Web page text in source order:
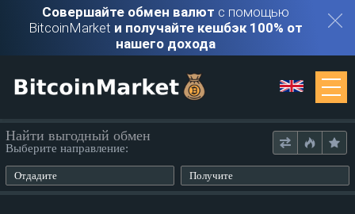
Совершайте обмен валют с помощью
BitcoinMarket и получайте кешбэк 100% от
нашего дохода
Обменники
Найти выгодный обмен
Выберите направление:
Отдадите Получите